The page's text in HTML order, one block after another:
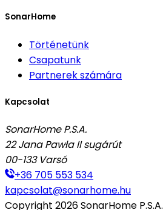
SonarHome
Történetünk
Csapatunk
Partnerek számára
Kapcsolat
SonarHome P.S.A.
22 Jana Pawła II sugárút
00-133 Varsó
+36 705 553 534
kapcsolat@sonarhome.hu
Copyright 2026SonarHome P.S.A.